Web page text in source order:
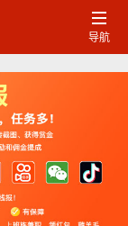

导航